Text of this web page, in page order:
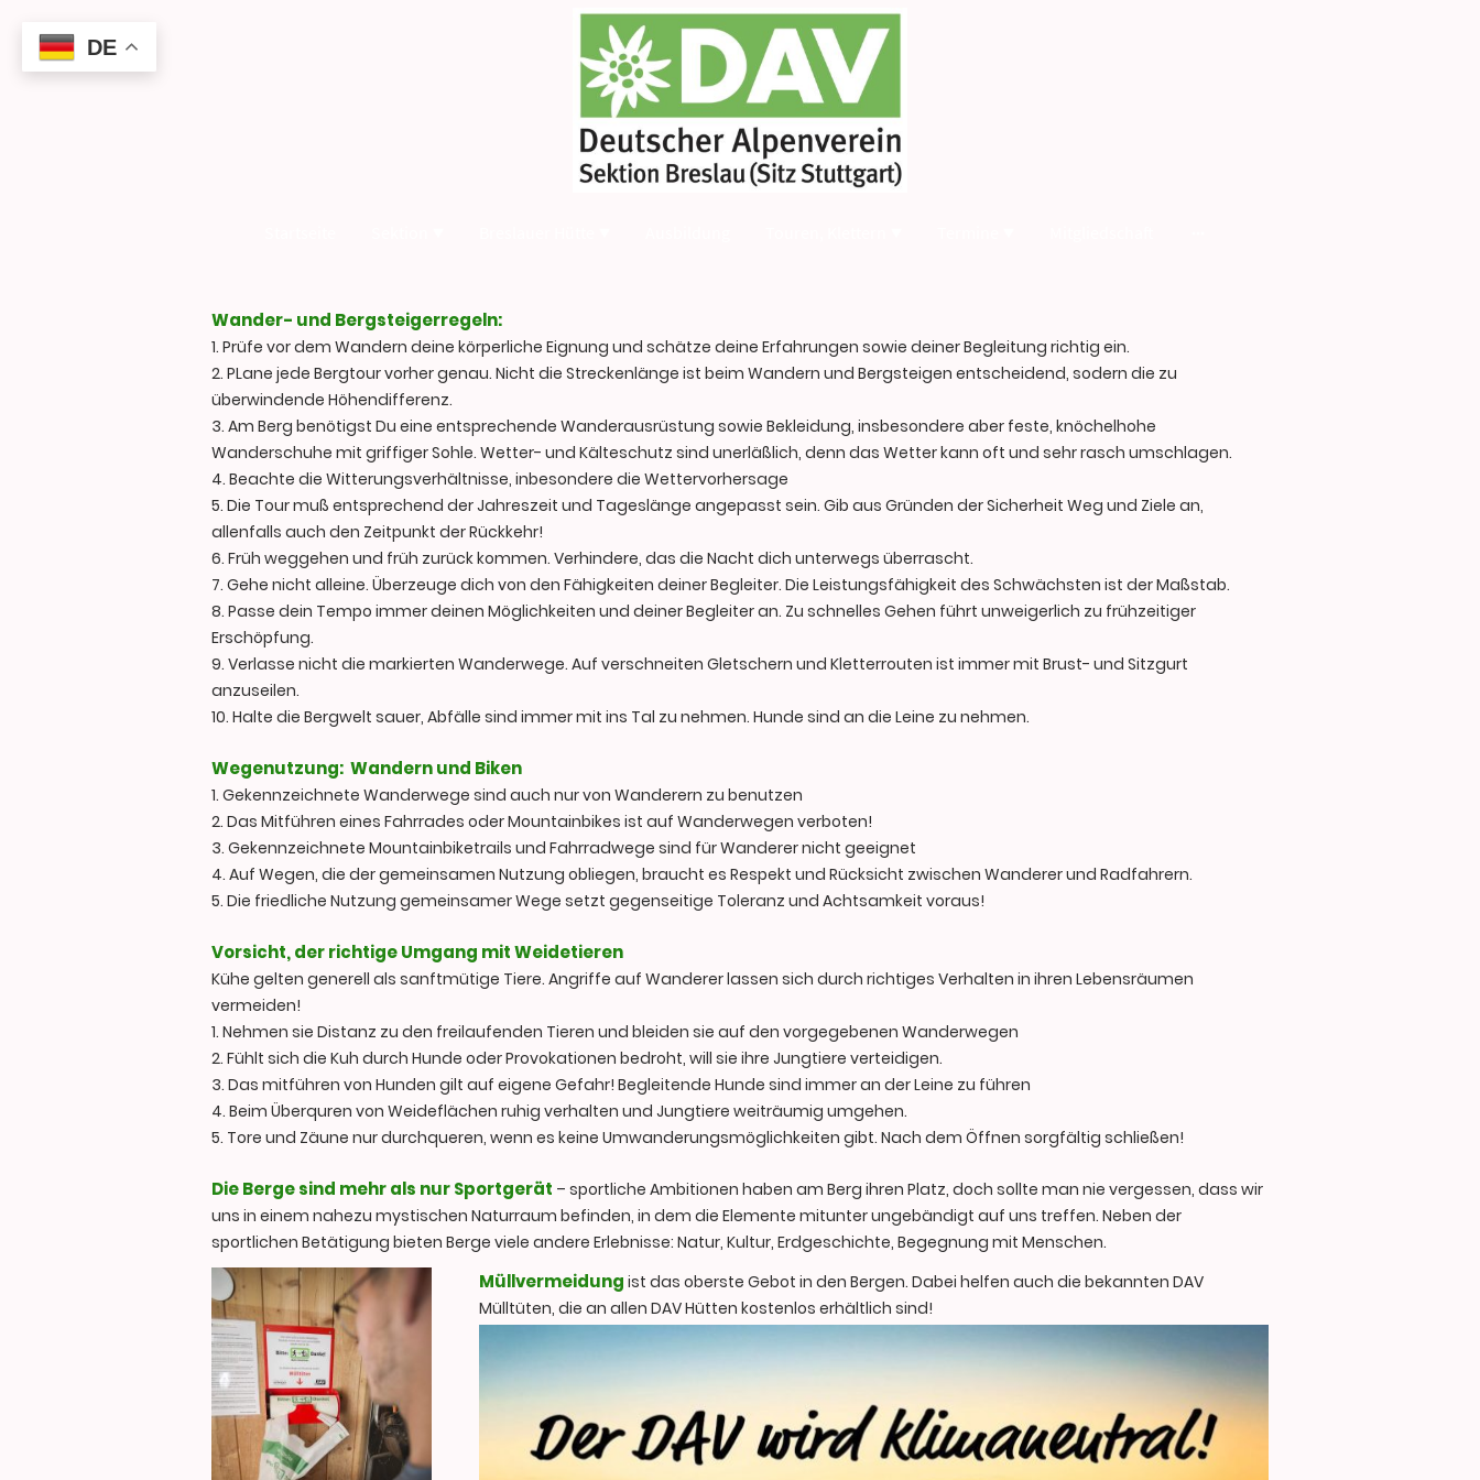
Wander- und Bergsteigerregeln:
1. Prüfe vor dem Wandern deine körperliche Eignung und schätze deine Erfahrungen sowie deiner Begleitung richtig ein.
2. PLane jede Bergtour vorher genau. Nicht die Streckenlänge ist beim Wandern und Bergsteigen entscheidend, sodern die zu
überwindende Höhendifferenz.
3. Am Berg benötigst Du eine entsprechende Wanderausrüstung sowie Bekleidung, insbesondere aber feste, knöchelhohe
Wanderschuhe mit griffiger Sohle. Wetter- und Kälteschutz sind unerläßlich, denn das Wetter kann oft und sehr rasch umschlagen.
4. Beachte die Witterungsverhältnisse, inbesondere die Wettervorhersage
5. Die Tour muß entsprechend der Jahreszeit und Tageslänge angepasst sein. Gib aus Gründen der Sicherheit Weg und Ziele an,
allenfalls auch den Zeitpunkt der Rückkehr!
6. Früh weggehen und früh zurück kommen. Verhindere, das die Nacht dich unterwegs überrascht.
7. Gehe nicht alleine. Überzeuge dich von den Fähigkeiten deiner Begleiter. Die Leistungsfähigkeit des Schwächsten ist der Maßstab.
8. Passe dein Tempo immer deinen Möglichkeiten und deiner Begleiter an. Zu schnelles Gehen führt unweigerlich zu frühzeitiger
Erschöpfung.
9. Verlasse nicht die markierten Wanderwege. Auf verschneiten Gletschern und Kletterrouten ist immer mit Brust- und Sitzgurt
anzuseilen.
10. Halte die Bergwelt sauer, Abfälle sind immer mit ins Tal zu nehmen. Hunde sind an die Leine zu nehmen.
Wegenutzung: Wandern und Biken
1. Gekennzeichnete Wanderwege sind auch nur von Wanderern zu benutzen
2. Das Mitführen eines Fahrrades oder Mountainbikes ist auf Wanderwegen verboten!
3. Gekennzeichnete Mountainbiketrails und Fahrradwege sind für Wanderer nicht geeignet
4. Auf Wegen, die der gemeinsamen Nutzung obliegen, braucht es Respekt und Rücksicht zwischen Wanderer und Radfahrern.
5. Die friedliche Nutzung gemeinsamer Wege setzt gegenseitige Toleranz und Achtsamkeit voraus!
Vorsicht, der richtige Umgang mit Weidetieren
Kühe gelten generell als sanftmütige Tiere. Angriffe auf Wanderer lassen sich durch richtiges Verhalten in ihren Lebensräumen
vermeiden!
1. Nehmen sie Distanz zu den freilaufenden Tieren und bleiden sie auf den vorgegebenen Wanderwegen
2. Fühlt sich die Kuh durch Hunde oder Provokationen bedroht, will sie ihre Jungtiere verteidigen.
3. Das mitführen von Hunden gilt auf eigene Gefahr! Begleitende Hunde sind immer an der Leine zu führen
4. Beim Überquren von Weideflächen ruhig verhalten und Jungtiere weiträumig umgehen.
5. Tore und Zäune nur durchqueren, wenn es keine Umwanderungsmöglichkeiten gibt. Nach dem Öffnen sorgfältig schließen!
Die Berge sind mehr als nur Sportgerät – sportliche Ambitionen haben am Berg ihren Platz, doch sollte man nie vergessen, dass wir
uns in einem nahezu mystischen Naturraum befinden, in dem die Elemente mitunter ungebändigt auf uns treffen. Neben der
sportlichen Betätigung bieten Berge viele andere Erlebnisse: Natur, Kultur, Erdgeschichte, Begegnung mit Menschen.
Müllvermeidung ist das oberste Gebot in den Bergen. Dabei helfen auch die bekannten DAV
Mülltüten, die an allen DAV Hütten kostenlos erhältlich sind!
DE